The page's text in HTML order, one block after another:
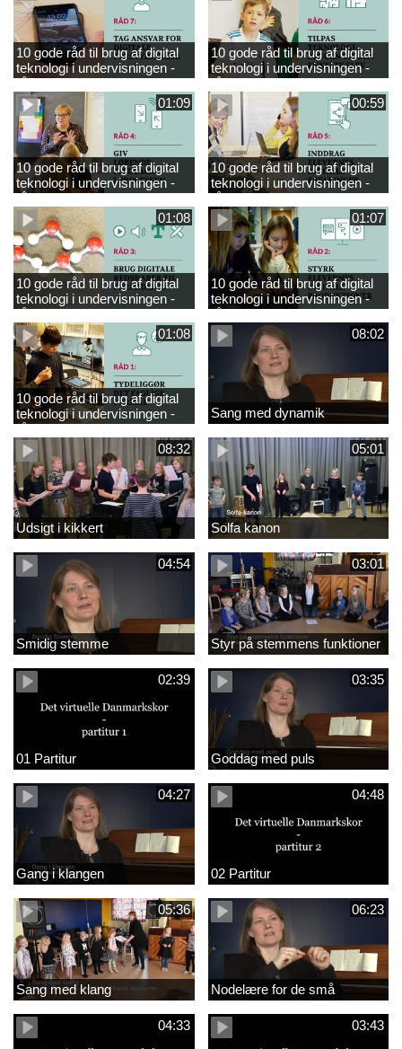
10 gode råd til brug af digital
teknologi i undervisningen -
råd 7
10 gode råd til brug af digital
teknologi i undervisningen -
råd 6
01:09
10 gode råd til brug af digital
teknologi i undervisningen -
råd 4
00:59
10 gode råd til brug af digital
teknologi i undervisningen -
råd 5
01:08
10 gode råd til brug af digital
teknologi i undervisningen -
råd 3
01:07
10 gode råd til brug af digital
teknologi i undervisningen -
råd 2
01:08
10 gode råd til brug af digital
teknologi i undervisningen -
råd 1
08:02
Sang med dynamik
08:32
Udsigt i kikkert
05:01
Solfa kanon
04:54
Smidig stemme
03:01
Styr på stemmens funktioner
02:39
01 Partitur
03:35
Goddag med puls
04:27
Gang i klangen
04:48
02 Partitur
05:36
Sang med klang
06:23
Nodelære for de små
04:33 03:43